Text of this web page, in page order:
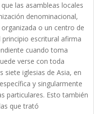
las asambleas locales
denominacional,
o un centro de
escritural afirma
cuando toma
verse con toda
siete iglesias de Asia, en
y singularmente
particulares. Esto también
que trató